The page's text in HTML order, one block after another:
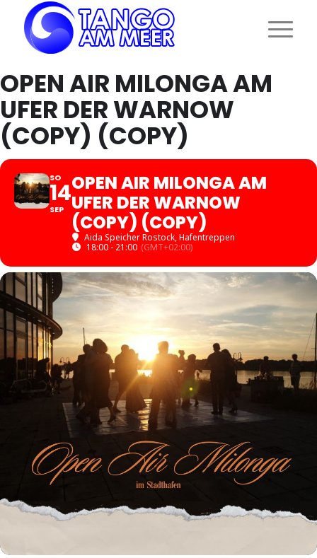
OPEN AIR MILONGA AM
UFER DER WARNOW
(COPY) (COPY)
SO
14
SEP
OPEN AIR MILONGA AM
UFER DER WARNOW
(COPY) (COPY)
Aida Speicher Rostock, Hafentreppen
18:00 - 21:00 (GMT+02:00)